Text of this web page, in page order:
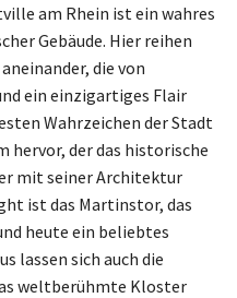
am Rhein ist ein wahres
Gebäude. Hier reihen
die von
ein einzigartiges Flair
Wahrzeichen der Stadt
der das historische
mit seiner Architektur
ist das Martinstor, das
heute ein beliebtes
lassen sich auch die
weltberühmte Kloster